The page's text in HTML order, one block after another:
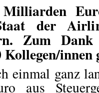
der
Zum
Kollegen/innen
einmal ganz
aus